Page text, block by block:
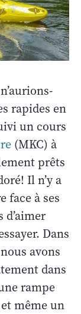
rapides en
un cours
(MKC) à
prêts
Il n’y a
face à ses
Dans
avons
dans
rampe
même un